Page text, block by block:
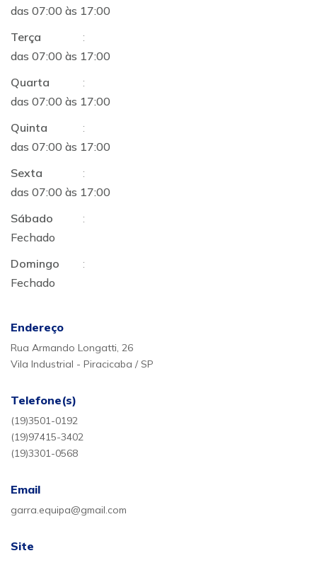
das 07:00 às 17:00
Terça
:
das 07:00 às 17:00
Quarta
:
das 07:00 às 17:00
Quinta
:
das 07:00 às 17:00
Sexta
:
das 07:00 às 17:00
Sábado
:
Fechado
Domingo
:
Fechado
Endereço
Rua Armando Longatti, 26
Vila Industrial - Piracicaba / SP
Telefone(s)
(19)3501-0192
(19)97415-3402
(19)3301-0568
Email
garra.equipa@gmail.com
Site